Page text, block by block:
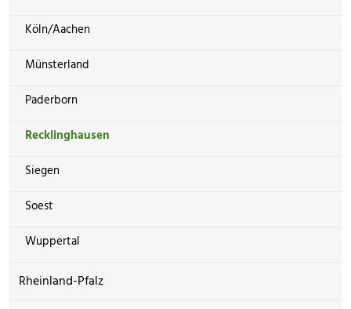
Köln/Aachen
Münsterland
Paderborn
Recklinghausen
Siegen
Soest
Wuppertal
Rheinland-Pfalz